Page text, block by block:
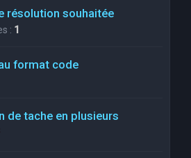
résolution souhaitée
: 1
format code
de tache en plusieurs